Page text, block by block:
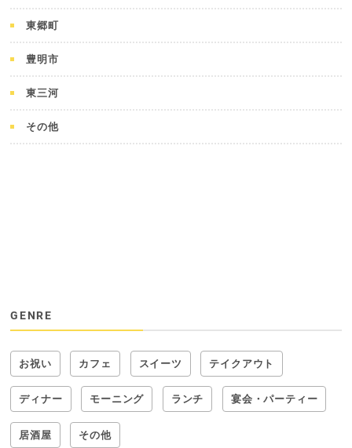
東郷町
豊明市
東三河
その他
GENRE
お祝い カフェ スイーツ テイクアウト
ディナー モーニング ランチ 宴会・パーティー
居酒屋 その他